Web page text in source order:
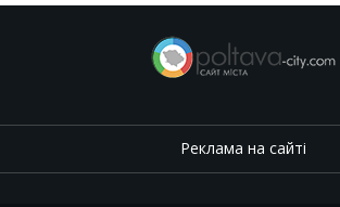
Реклама на сайті